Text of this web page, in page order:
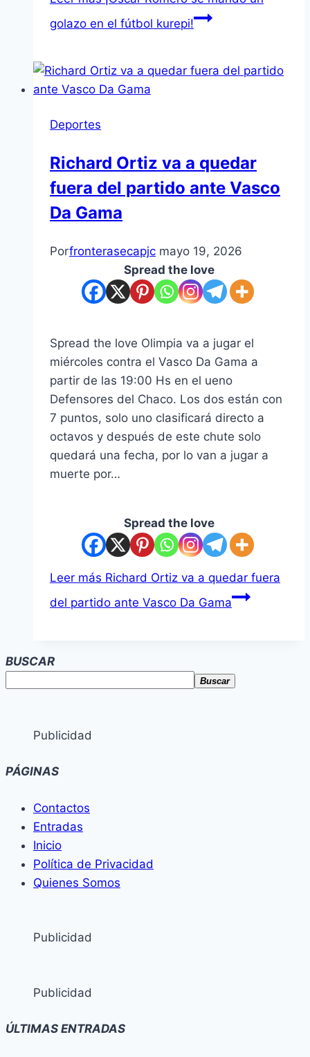
golazo en el fútbol kurepi!
Deportes
Richard Ortiz va a quedar
fuera del partido ante Vasco
Da Gama
Porfronterasecapjc mayo 19, 2026
Spread the love
Spread the love Olimpia va a jugar el
miércoles contra el Vasco Da Gama a
partir de las 19:00 Hs en el ueno
Defensores del Chaco. Los dos están con
7 puntos, solo uno clasificará directo a
octavos y después de este chute solo
quedará una fecha, por lo van a jugar a
muerte por…
Spread the love
Leer más Richard Ortiz va a quedar fuera
del partido ante Vasco Da Gama
BUSCAR
Buscar
Publicidad
PÁGINAS
Contactos
Entradas
Inicio
Política de Privacidad
Quienes Somos
Publicidad
Publicidad
ÚLTIMAS ENTRADAS